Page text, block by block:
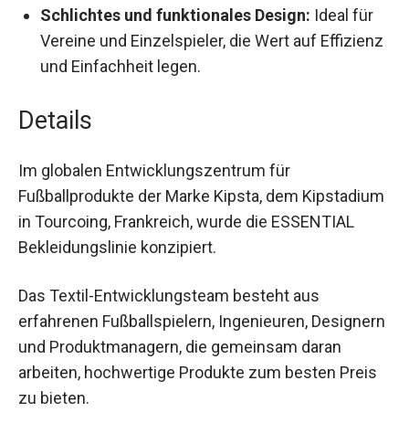
Schlichtes und funktionales Design: Ideal für
Vereine und Einzelspieler, die Wert auf
Effizienz und Einfachheit legen.
Details
Im globalen Entwicklungszentrum für
Fußballprodukte der Marke Kipsta, dem
Kipstadium in Tourcoing, Frankreich, wurde die
ESSENTIAL Bekleidungslinie konzipiert.
Das Textil-Entwicklungsteam besteht aus
erfahrenen Fußballspielern, Ingenieuren,
Designern und Produktmanagern, die gemeinsam
daran arbeiten, hochwertige Produkte zum
besten Preis zu bieten.